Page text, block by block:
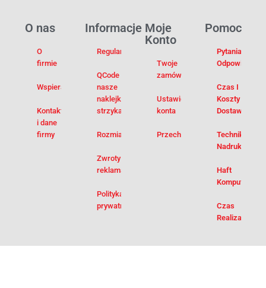
Pomoc
Pytania I
Odpowiedzi
Czas I
Koszty
Dostawy
Techniki
Nadruku
Haft
Komputerowy
Czas
Realizacji
Moje
Konto
Twoje
zamówienia
Ustawienia
konta
Przechowalnia
Informacje
Regulamin
QCode –
nasze
naklejki na
strzykawki
Rozmiarówka
Zwroty i
reklamacje
Polityka
prywatności
O nas
O
firmie
Wspieramy
Kontakt
i dane
firmy